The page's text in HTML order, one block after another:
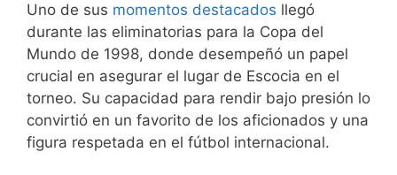
Uno de sus momentos destacados llegó
durante las eliminatorias para la Copa del
Mundo de 1998, donde desempeñó un papel
crucial en asegurar el lugar de Escocia en el
torneo. Su capacidad para rendir bajo presión lo
convirtió en un favorito de los aficionados y una
figura respetada en el fútbol internacional.